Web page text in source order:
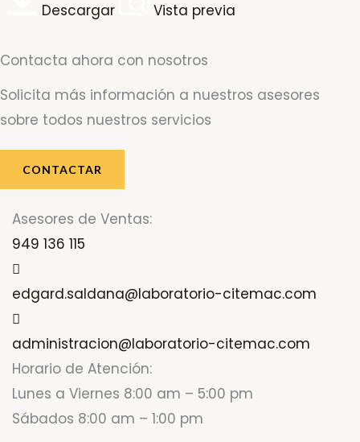
Descargar
Vista previa
Contacta ahora con nosotros
Solicita más información a nuestros asesores
sobre todos nuestros servicios
CONTACTAR
Asesores de Ventas:
949 136 115
edgard.saldana@laboratorio-citemac.com
administracion@laboratorio-citemac.com
Horario de Atención:
Lunes a Viernes 8:00 am – 5:00 pm
Sábados 8:00 am – 1:00 pm